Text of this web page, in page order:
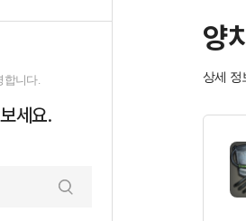
합니다.
세요.
양
상세 정